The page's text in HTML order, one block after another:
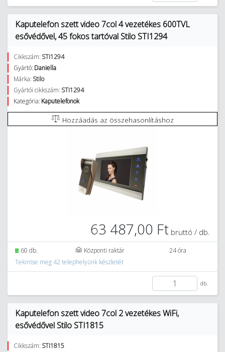
Kaputelefon szett video 7col 4 vezetékes 600TVL
esővédővel, 45 fokos tartóval Stilo STI1294
Cikkszám: STI1294
Gyártó: Daniella
Márka: Stilo
Gyártói cikkszám: STI1294
Kategória: Kaputelefonok
Hozzáadás az összehasonlításhoz
63 487,00 Ft bruttó / db.
60 db. Központi raktár
24 óra
Tekintse meg 42 telephelyünk készletét
db.
Kaputelefon szett video 7col 2 vezetékes WiFi,
esővédővel Stilo STI1815
Cikkszám: STI1815